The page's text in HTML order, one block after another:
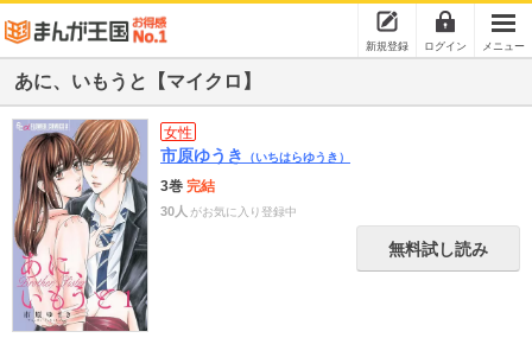
新規登録 ログイン メニュー
あに、いもうと【マイクロ】
女性
市原ゆうき （いちはらゆうき）
3巻 完結
30人 がお気に入り登録中
無料試し読み